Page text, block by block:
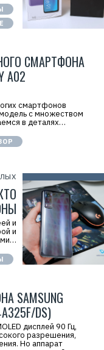
СМАРТФОНА
A02
смартфонов
с множеством
в деталях…
и
и
SAMSUNG
DS)
дисплей 90 Гц,
разрешения,
Но аппарат